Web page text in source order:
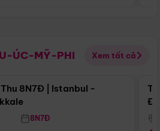
ÚC-MỸ-PHI Xem tất cả
Điểm nổi bật
8N7Đ | Istanbul -
8N7Đ